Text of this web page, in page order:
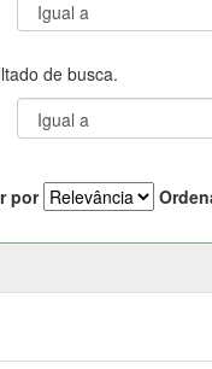
de busca.
por